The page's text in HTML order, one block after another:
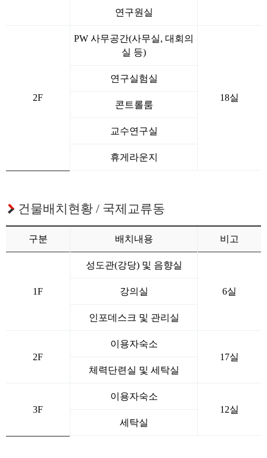
연구원실
2F
PW 사무공간(사무실, 대회의
실 등)
18실
연구실험실
콘트롤룸
교수연구실
휴게라운지
건물배치현황 / 국제교류동
구분 배치내용 비고
1F
성도관(강당) 및 음향실
6실
강의실
인포데스크 및 관리실
2F
이용자숙소
17실
체력단련실 및 세탁실
3F
이용자숙소
12실
세탁실